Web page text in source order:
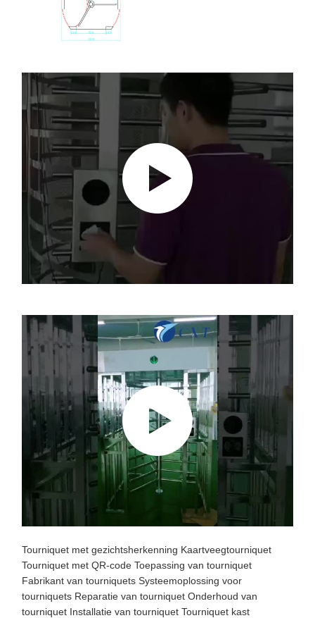
De poort van de klepbarrière
Turnstile van het dalingswapen
Deeltjes van draaistoren
Gezichtsherkenningsmachine
Toegangscontrole voor voetgangerspoorten
QR-code scanner
Parkeermachine
barrièrepoort
Componenten van draaibanden
Tourniquet met gezichtsherkenning Kaartveegtourniquet
Tourniquet met QR-code Toepassing van tourniquet
Fabrikant van tourniquets Systeemoplossing voor
tourniquets Reparatie van tourniquet Onderhoud van
tourniquet Installatie van tourniquet Tourniquet kast